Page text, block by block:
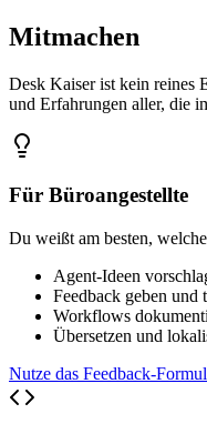
Mitmachen
Desk Kaiser ist kein reines
und Erfahrungen aller, die
Für Büroangestellte
Du weißt am besten,
Agent-Ideen
Feedback geben und
Workflows
Übersetzen und
Nutze das Feedback-